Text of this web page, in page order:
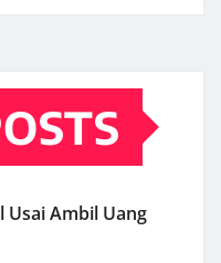
Usai Ambil Uang